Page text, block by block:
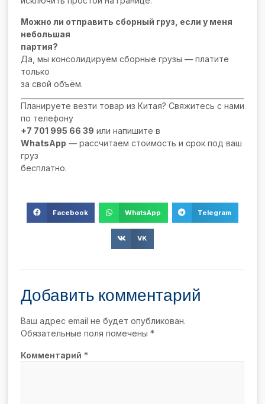
Можно ли отправить сборный груз, если у меня
небольшая
партия?
Да, мы консолидируем сборные грузы — платите
только
за свой объём.
Планируете везти товар из Китая? Свяжитесь с нами
по телефону
+7 701 995 66 39 или напишите в
WhatsApp — рассчитаем стоимость и срок под ваш
груз
бесплатно.
Facebook WhatsApp Telegram
VK
Добавить комментарий
Ваш адрес email не будет опубликован.
Обязательные поля помечены *
Комментарий *